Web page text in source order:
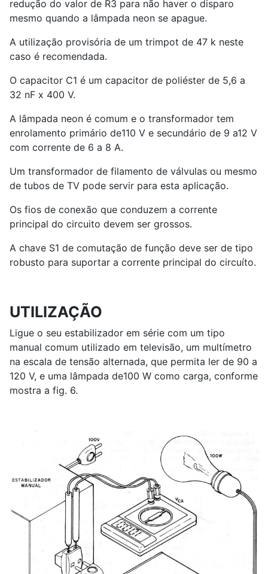
redução do valor de R3 para não haver o disparo
mesmo quando a lâmpada neon se apague.
A utilização provisória de um trimpot de 47 k neste
caso é recomendada.
O capacitor C1 é um capacitor de poliéster de 5,6 a
32 nF x 400 V.
A lâmpada neon é comum e o transformador tem
enrolamento primário de110 V e secundário de 9 a12 V
com corrente de 6 a 8 A.
Um transformador de filamento de válvulas ou mesmo
de tubos de TV pode servir para esta aplicação.
Os fios de conexão que conduzem a corrente
principal do circuito devem ser grossos.
A chave S1 de comutação de função deve ser de tipo
robusto para suportar a corrente principal do circuíto.
UTILIZAÇÃO
Ligue o seu estabilizador em série com um tipo
manual comum utilizado em televisão, um multímetro
na escala de tensão alternada, que permita ler de 90 a
120 V, e uma lâmpada de100 W como carga, conforme
mostra a fig. 6.